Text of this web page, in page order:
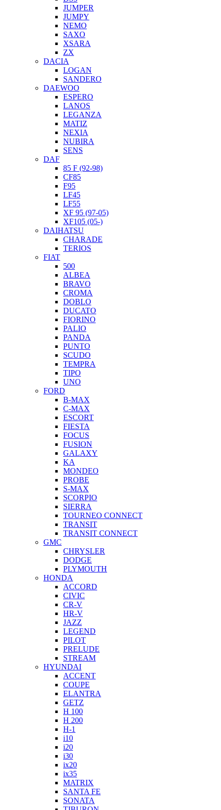
JUMPER
JUMPY
NEMO
SAXO
XSARA
ZX
DACIA
LOGAN
SANDERO
DAEWOO
ESPERO
LANOS
LEGANZA
MATIZ
NEXIA
NUBIRA
SENS
DAF
85 F (92-98)
CF85
F95
LF45
LF55
XF 95 (97-05)
XF105 (05-)
DAIHATSU
CHARADE
TERIOS
FIAT
500
ALBEA
BRAVO
CROMA
DOBLO
DUCATO
FIORINO
PALIO
PANDA
PUNTO
SCUDO
TEMPRA
TIPO
UNO
FORD
B-MAX
C-MAX
ESCORT
FIESTA
FOCUS
FUSION
GALAXY
KA
MONDEO
PROBE
S-MAX
SCORPIO
SIERRA
TOURNEO CONNECT
TRANSIT
TRANSIT CONNECT
GMC
CHRYSLER
DODGE
PLYMOUTH
HONDA
ACCORD
CIVIC
CR-V
HR-V
JAZZ
LEGEND
PILOT
PRELUDE
STREAM
HYUNDAI
ACCENT
COUPE
ELANTRA
GETZ
H 100
H 200
H-1
i10
i20
i30
ix20
ix35
MATRIX
SANTA FE
SONATA